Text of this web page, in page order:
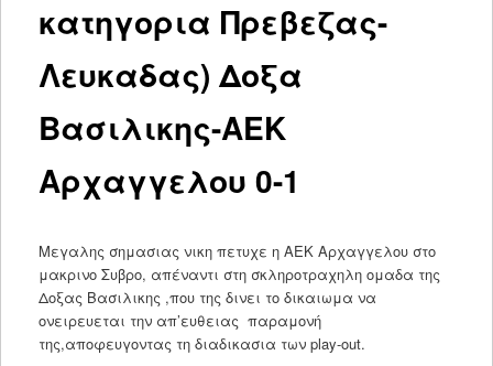
κατηγορια Πρεβεζας-
Λευκαδας) Δοξα
Βασιλικης-ΑΕΚ
Αρχαγγελου 0-1
Μεγαλης σημασιας νικη πετυχε η ΑΕΚ Αρχαγγελου στο
μακρινο Συβρο, απέναντι στη σκληροτραχηλη ομαδα της
Δοξας Βασιλικης ,που της δινει το δικαιωμα να
ονειρευεται την απ’ευθειας παραμονή
της,αποφευγοντας τη διαδικασια των play-out.